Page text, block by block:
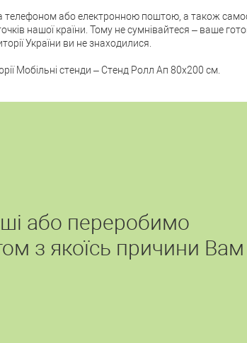
або електронною поштою, а також
нашої країни. Тому не сумнівайтеся – ваше
України ви не знаходилися.
Мобільні стенди – Стенд Ролл Ап 80х200 см.
або переробимо
з якоїсь причини